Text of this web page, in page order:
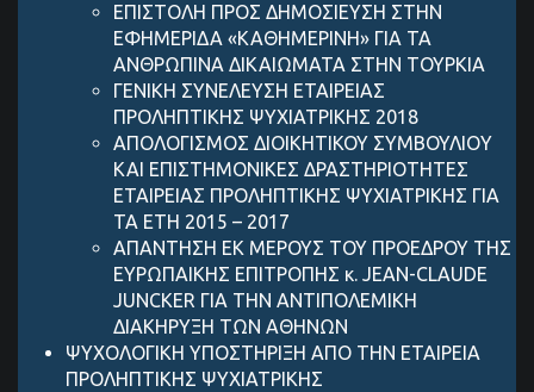
ΕΠΙΣΤΟΛΗ ΠΡΟΣ ΔΗΜΟΣΙΕΥΣΗ ΣΤΗΝ
ΕΦΗΜΕΡΙΔΑ «ΚΑΘΗΜΕΡΙΝΗ» ΓΙΑ ΤΑ
ΑΝΘΡΩΠΙΝΑ ΔΙΚΑΙΩΜΑΤΑ ΣΤΗΝ ΤΟΥΡΚΙΑ
ΓΕΝΙΚΗ ΣΥΝΕΛΕΥΣΗ ΕΤΑΙΡΕΙΑΣ
ΠΡΟΛΗΠΤΙΚΗΣ ΨΥΧΙΑΤΡΙΚΗΣ 2018
ΑΠΟΛΟΓΙΣΜΟΣ ΔΙΟΙΚΗΤΙΚΟΥ ΣΥΜΒΟΥΛΙΟY
KAI ΕΠΙΣΤΗΜΟΝΙΚΕΣ ΔΡΑΣΤΗΡΙΟΤΗΤΕΣ
ΕΤΑΙΡΕΙΑΣ ΠΡΟΛΗΠΤΙΚΗΣ ΨΥΧΙΑΤΡΙΚΗΣ ΓΙΑ
ΤΑ ΕΤΗ 2015 – 2017
ΑΠΑΝΤΗΣΗ ΕΚ ΜΕΡΟΥΣ ΤΟΥ ΠΡΟΕΔΡΟΥ ΤΗΣ
ΕΥΡΩΠΑΙΚΗΣ ΕΠΙΤΡΟΠΗΣ κ. JEAN-CLAUDE
JUNCKER ΓΙΑ ΤΗΝ ΑΝΤΙΠΟΛΕΜΙΚΗ
ΔΙΑΚΗΡΥΞΗ ΤΩΝ ΑΘΗΝΩΝ
ΨΥΧΟΛΟΓΙΚΗ ΥΠΟΣΤΗΡΙΞΗ ΑΠΟ ΤΗΝ ΕΤΑΙΡΕΙΑ
ΠΡΟΛΗΠΤΙΚΗΣ ΨΥΧΙΑΤΡΙΚΗΣ